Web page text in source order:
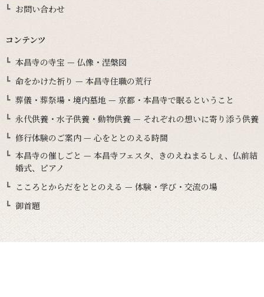
お問い合わせ
コンテンツ
本昌寺の寺宝 — 仏像・涅槃図
命をかけた祈り — 本昌寺住職の荒行
葬儀・葬祭場・境内墓地 — 京都・本昌寺で眠るということ
永代供養・水子供養・動物供養 — それぞれの想いに寄り添う供養
修行体験のご案内 — 心をととのえる時間
本昌寺の催しごと — 本昌寺フェスタ、きのえねまるしぇ、仏前結
婚式、ピアノ
こころとからだをととのえる — 体験・学び・交流の場
御首題